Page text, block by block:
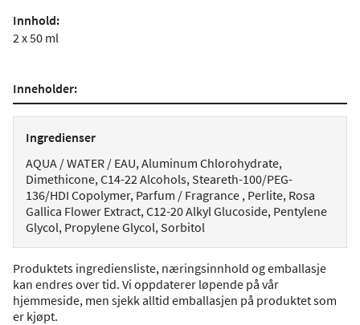
Innhold:
2 x 50 ml
Inneholder:
Ingredienser
AQUA / WATER / EAU, Aluminum Chlorohydrate,
Dimethicone, C14-22 Alcohols, Steareth-100/PEG-
136/HDI Copolymer, Parfum / Fragrance , Perlite, Rosa
Gallica Flower Extract, C12-20 Alkyl Glucoside, Pentylene
Glycol, Propylene Glycol, Sorbitol
Produktets ingrediensliste, næringsinnhold og emballasje
kan endres over tid. Vi oppdaterer løpende på vår
hjemmeside, men sjekk alltid emballasjen på produktet som
er kjøpt.